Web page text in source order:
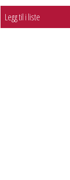
Legg til i liste